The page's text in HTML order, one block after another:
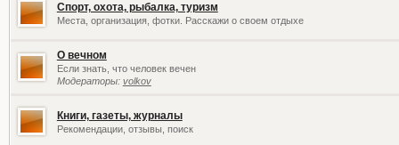
Спорт, охота, рыбалка, туризм
Места, организация, фотки. Расскажи о своем отдыхе
О вечном
Если знать, что человек вечен
Модераторы: volkov
Книги, газеты, журналы
Рекомендации, отзывы, поиск